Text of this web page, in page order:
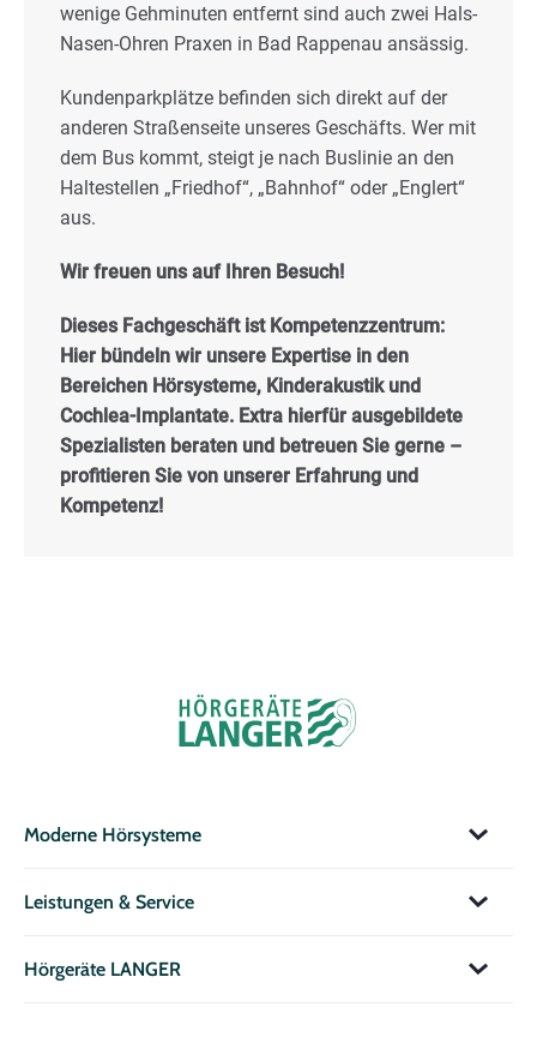
wenige Gehminuten entfernt sind auch zwei Hals-
Nasen-Ohren Praxen in Bad Rappenau ansässig.
Kundenparkplätze befinden sich direkt auf der
anderen Straßenseite unseres Geschäfts. Wer mit
dem Bus kommt, steigt je nach Buslinie an den
Haltestellen „Friedhof“, „Bahnhof“ oder „Englert“
aus.
Wir freuen uns auf Ihren Besuch!
Dieses Fachgeschäft ist Kompetenzzentrum:
Hier bündeln wir unsere Expertise in den
Bereichen Hörsysteme, Kinderakustik und
Cochlea-Implantate. Extra hierfür ausgebildete
Spezialisten beraten und betreuen Sie gerne –
profitieren Sie von unserer Erfahrung und
Kompetenz!
Moderne Hörsysteme
Leistungen & Service
Hörgeräte LANGER